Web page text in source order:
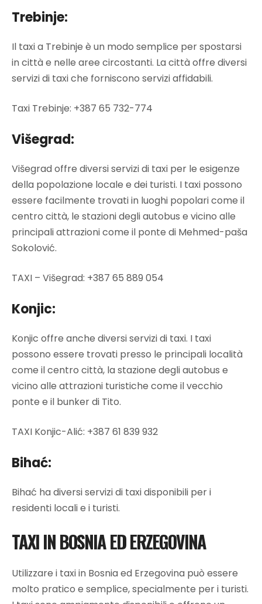
Trebinje:
Il taxi a Trebinje è un modo semplice per spostarsi
in città e nelle aree circostanti. La città offre diversi
servizi di taxi che forniscono servizi affidabili.
Taxi Trebinje: +387 65 732-774
Višegrad:
Višegrad offre diversi servizi di taxi per le esigenze
della popolazione locale e dei turisti. I taxi possono
essere facilmente trovati in luoghi popolari come il
centro città, le stazioni degli autobus e vicino alle
principali attrazioni come il ponte di Mehmed-paša
Sokolović.
TAXI – Višegrad: +387 65 889 054
Konjic:
Konjic offre anche diversi servizi di taxi. I taxi
possono essere trovati presso le principali località
come il centro città, la stazione degli autobus e
vicino alle attrazioni turistiche come il vecchio
ponte e il bunker di Tito.
TAXI Konjic-Alić: +387 61 839 932
Bihać:
Bihać ha diversi servizi di taxi disponibili per i
residenti locali e i turisti.
TAXI IN BOSNIA ED ERZEGOVINA
Utilizzare i taxi in Bosnia ed Erzegovina può essere
molto pratico e semplice, specialmente per i turisti.